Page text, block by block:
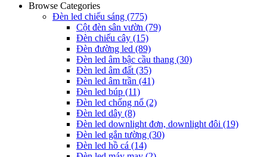
Browse Categories
Đèn led chiếu sáng (775)
Cột đèn sân vườn (79)
Đèn chiếu cây (15)
Đèn đường led (89)
Đèn led âm bậc cầu thang (30)
Đèn led âm đất(35)
Đèn led âm trần (41)
Đèn led búp (11)
Đèn led chống nổ (2)
Đèn led dây (8)
Đèn led downlight đơn, downlight đôi (19)
Đèn led gắn tường (30)
Đèn led hồ cá (14)